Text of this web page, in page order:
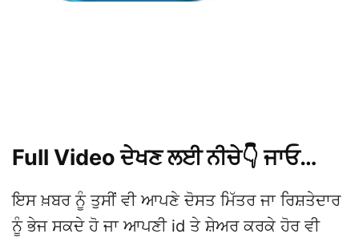
Full Video ਦੇਖਣ ਲਈ ਨੀਚੇ👇 ਜਾਓ…
ਇਸ ਖ਼ਬਰ ਨੂੰ ਤੁਸੀਂ ਵੀ ਆਪਣੇ ਦੋਸਤ ਮਿੱਤਰ ਜਾ ਰਿਸ਼ਤੇਦਾਰ
ਨੂੰ ਭੇਜ ਸਕਦੇ ਹੋ ਜਾ ਆਪਣੀ id ਤੇ ਸ਼ੇਅਰ ਕਰਕੇ ਹੋਰ ਵੀ